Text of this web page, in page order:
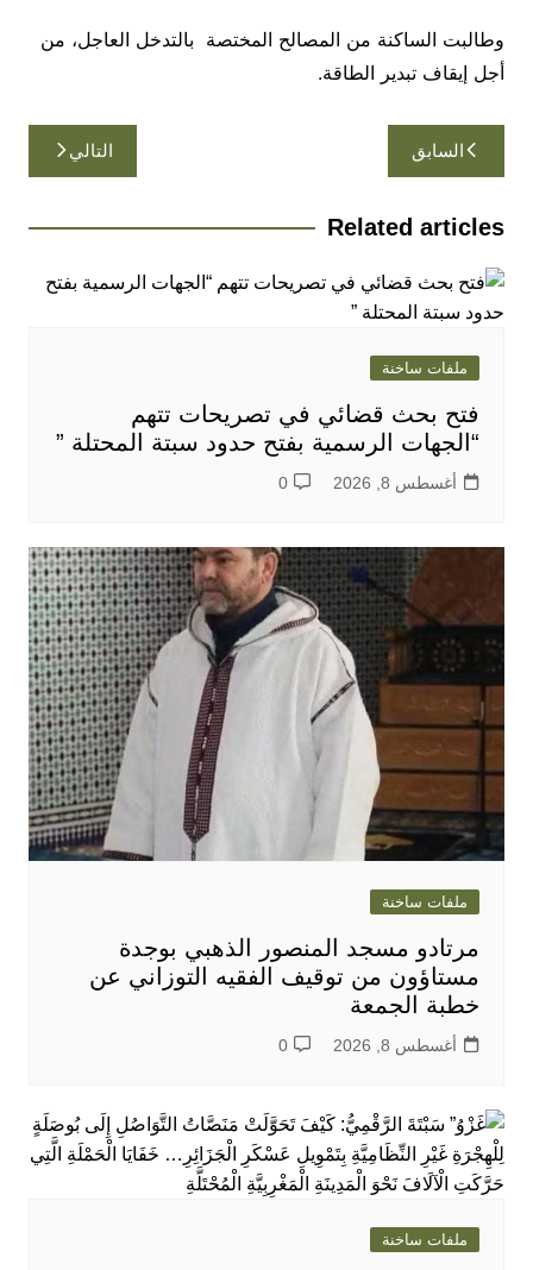
وطالبت الساكنة من المصالح المختصة بالتدخل العاجل، من
أجل إيقاف تبدير الطاقة.
تصفّح
المقالات
السابق التالي
Related articles
ملفات ساخنة
فتح بحث قضائي في تصريحات تتهم
“الجهات الرسمية بفتح حدود سبتة المحتلة ”
أغسطس 8, 2026 0
ملفات ساخنة
مرتادو مسجد المنصور الذهبي بوجدة
مستاؤون من توقيف الفقيه التوزاني عن
خطبة الجمعة
أغسطس 8, 2026 0
ملفات ساخنة